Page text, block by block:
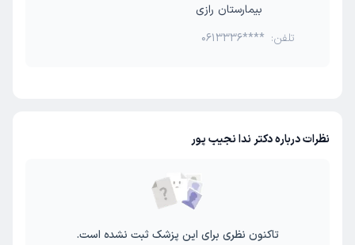
بیمارستان رازی
تلفن: 0613336****
نظرات درباره دکتر ندا نجیب پور
تاکنون نظری برای این پزشک ثبت نشده است.